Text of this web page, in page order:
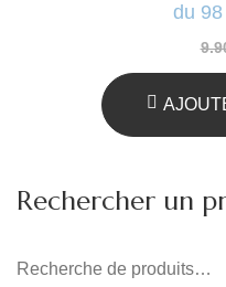
du
Rechercher un
Recherche